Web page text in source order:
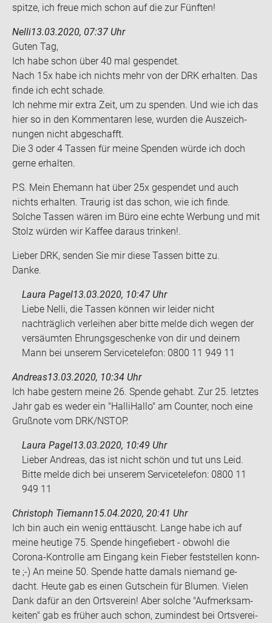
spit­ze, ich freue mich schon auf die zur Fünf­ten!
Nelli13.03.2020, 07:37 Uhr
Guten Tag,
Ich habe schon über 40 mal ge­spen­det.
Nach 15x habe ich nichts mehr von der DRK er­hal­ten. Das
finde ich echt scha­de.
Ich nehme mir extra Zeit, um zu spen­den. Und wie ich das
hier so in den Kom­men­ta­ren lese, wur­den die Aus­zeich­
nun­gen nicht ab­ge­schafft.
Die 3 oder 4 Tas­sen für meine Spen­den würde ich doch
gerne er­hal­ten.
P.S. Mein Ehe­mann hat über 25x ge­spen­det und auch
nichts er­hal­ten. Trau­rig ist das schon, wie ich finde.
Sol­che Tas­sen wären im Büro eine echte Wer­bung und mit
Stolz wür­den wir Kaf­fee dar­aus trin­ken!.
Lie­ber DRK, sen­den Sie mir diese Tas­sen bitte zu.
Danke.
Laura Pagel13.03.2020, 10:47 Uhr
Liebe Nelli, die Tassen können wir leider nicht
nachträglich verleihen aber bitte melde dich wegen der
versäumten Ehrungsgeschenke von dir und deinem
Mann bei unserem Servicetelefon: 0800 11 949 11
Andreas13.03.2020, 10:34 Uhr
Ich habe ges­tern meine 26. Spen­de ge­habt. Zur 25. letz­tes
Jahr gab es weder ein "Hal­li­Hal­lo" am Coun­ter, noch eine
Gruß­no­te vom DRK/NSTOP.
Laura Pagel13.03.2020, 10:49 Uhr
Lieber Andreas, das ist nicht schön und tut uns Leid.
Bitte melde dich bei unserem Servicetelefon: 0800 11
949 11
Christoph Tiemann15.04.2020, 20:41 Uhr
Ich bin auch ein wenig ent­täuscht. Lange habe ich auf
meine heu­ti­ge 75. Spen­de hin­ge­fie­bert - ob­wohl die
Corona-​Kontrolle am Ein­gang kein Fie­ber fest­stel­len konn­
te ;-) An meine 50. Spen­de hatte da­mals nie­mand ge­
dacht. Heute gab es einen Gut­schein für Blu­men. Vie­len
Dank dafür an den Orts­ver­ein! Aber sol­che "Auf­merk­sam­
kei­ten" gab es frü­her auch schon, zu­min­dest bei Orts­ver­ei­